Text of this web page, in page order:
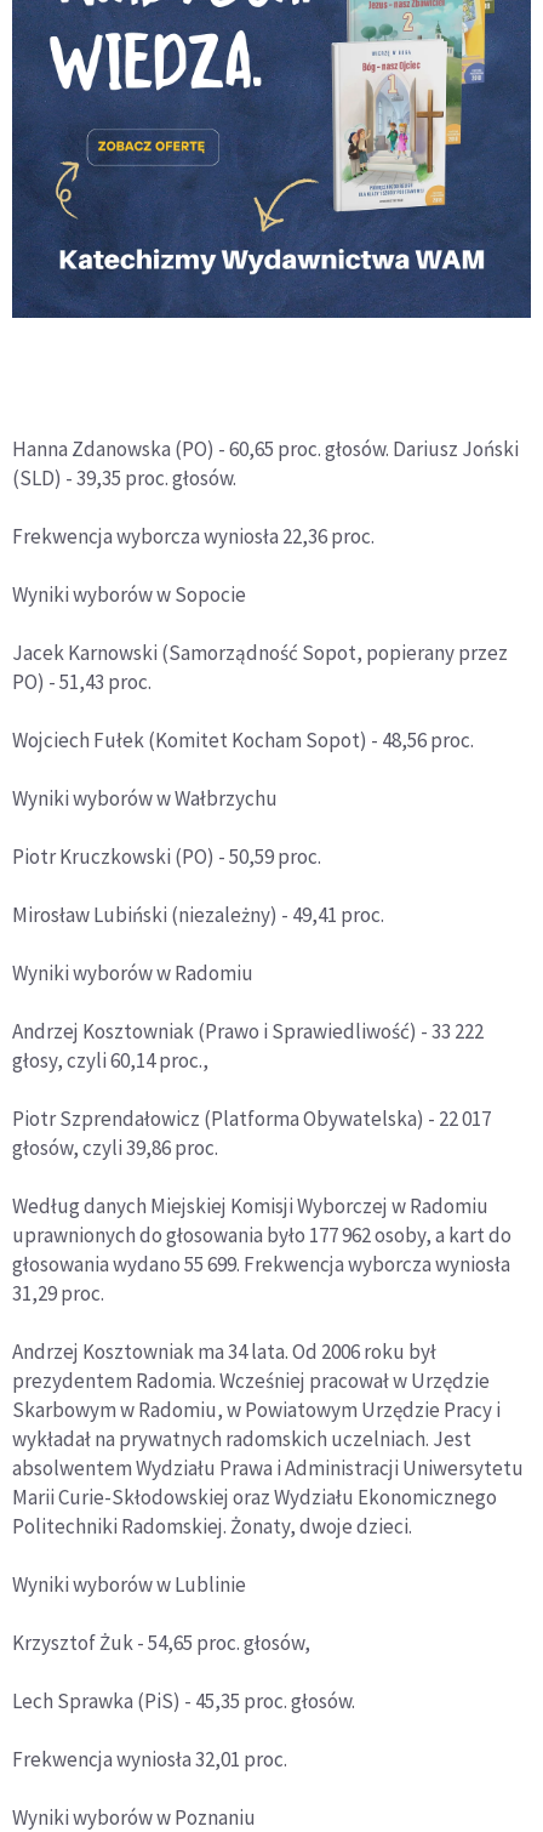
Hanna Zdanowska (PO) - 60,65 proc. głosów. Dariusz Joński
(SLD) - 39,35 proc. głosów.
Frekwencja wyborcza wyniosła 22,36 proc.
Wyniki wyborów w Sopocie
Jacek Karnowski (Samorządność Sopot, popierany przez
PO) - 51,43 proc.
Wojciech Fułek (Komitet Kocham Sopot) - 48,56 proc.
Wyniki wyborów w Wałbrzychu
Piotr Kruczkowski (PO) - 50,59 proc.
Mirosław Lubiński (niezależny) - 49,41 proc.
Wyniki wyborów w Radomiu
Andrzej Kosztowniak (Prawo i Sprawiedliwość) - 33 222
głosy, czyli 60,14 proc.,
Piotr Szprendałowicz (Platforma Obywatelska) - 22 017
głosów, czyli 39,86 proc.
Według danych Miejskiej Komisji Wyborczej w Radomiu
uprawnionych do głosowania było 177 962 osoby, a kart do
głosowania wydano 55 699. Frekwencja wyborcza wyniosła
31,29 proc.
Andrzej Kosztowniak ma 34 lata. Od 2006 roku był
prezydentem Radomia. Wcześniej pracował w Urzędzie
Skarbowym w Radomiu, w Powiatowym Urzędzie Pracy i
wykładał na prywatnych radomskich uczelniach. Jest
absolwentem Wydziału Prawa i Administracji Uniwersytetu
Marii Curie-Skłodowskiej oraz Wydziału Ekonomicznego
Politechniki Radomskiej. Żonaty, dwoje dzieci.
Wyniki wyborów w Lublinie
Krzysztof Żuk - 54,65 proc. głosów,
Lech Sprawka (PiS) - 45,35 proc. głosów.
Frekwencja wyniosła 32,01 proc.
Wyniki wyborów w Poznaniu